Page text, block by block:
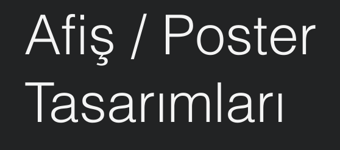
Afiş / Poster
Tasarımları